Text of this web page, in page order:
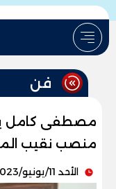
فن
مصطفى كامل
منصب نقيب
الأحد 11/يونيو/2023 - 07:43 م